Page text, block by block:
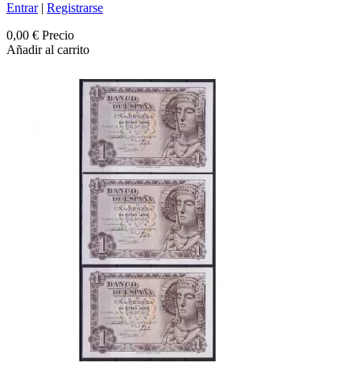
Entrar| Registrarse
0,00 € Precio
Añadir al carrito